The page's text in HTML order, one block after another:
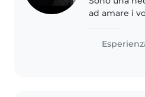
ad amare i
lavoretti
con animali